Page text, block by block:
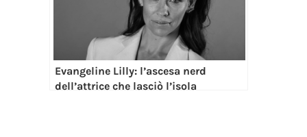
Evangeline Lilly: l’ascesa nerd
dell’attrice che lasciò l’isola